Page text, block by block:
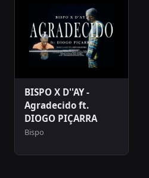
BISPO X D''AY -
Agradecido ft.
DIOGO PIÇARRA
Bispo